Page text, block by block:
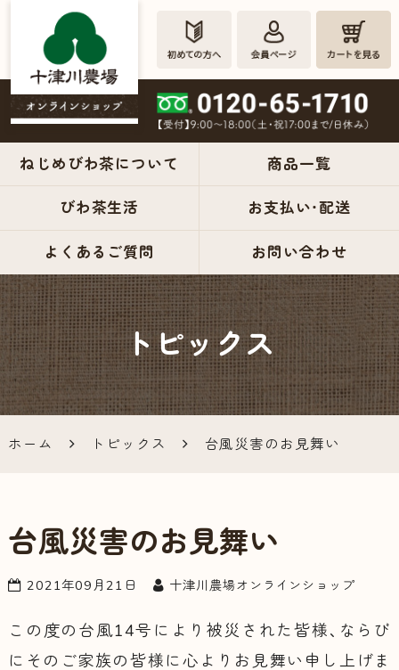
ねじめび
わ茶の十
津川農場
公式オン
ラインシ
ョップ
ねじめびわ茶について 商品一覧
びわ茶生活 お支払い・配送
よくあるご質問 お問い合わせ
トピックス
ホーム トピックス 台風災害のお見舞い
台風災害のお見舞い
2021年09月21日 十津川農場オンラインショップ
この度の台風14号により被災された皆様、ならび
にそのご家族の皆様に心よりお見舞い申し上げま